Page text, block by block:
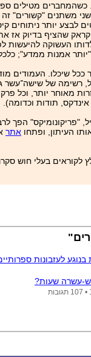
מטילים
משתנים "קשורים"
לבצע יותר
שהציף בדיוק אז
העשוקה להיעשות
אמנות ממדע";
שיכלו. העמודים
רשימה של שישה־עשר
מאוחר יותר, וכל פרק
תודות וכדומה).
העיתון, ופתחו אתר
לקוראים בעלי חוש
לעזבונות
עשרה שעות?
• 107 תגובות